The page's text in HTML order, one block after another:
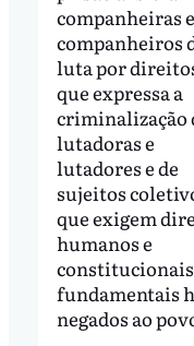
companheiras e
companheiros
luta por
que expressa a
criminalização
lutadoras e
lutadores e de
sujeitos
que exigem
humanos e
constitucionais
fundamentais
negados ao